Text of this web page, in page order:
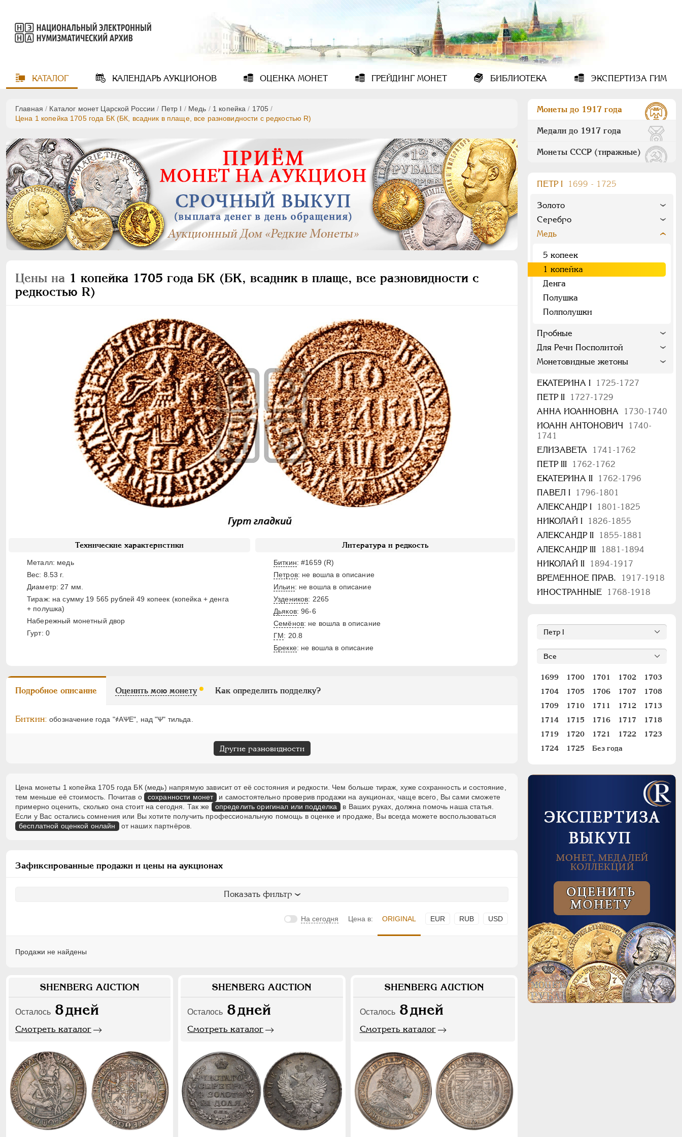
КАТАЛОГ КАЛЕНДАРЬАУКЦИОНОВ ОЦЕНКА МОНЕТ ГРЕЙДИНГМОНЕТ БИБЛИОТЕКА ЭКСПЕРТИЗА ГИМ
Главная / Каталог монет Царской России / Пeтр I / Медь / 1 копейка / 1705 /
Цена 1 копейка 1705 года БК (БК, всадник в плаще, все разновидности с редкостью R)
Цены на 1 копейка 1705 года БК (БК, всадник в плаще, все разновидности с
редкостью R)
Технические характеристики
Металл: медь
Вес: 8.53 г.
Диаметр: 27 мм.
Тираж: на сумму 19 565 рублей 49 копеек (копейка + денга
+ полушка)
Набережный монетный двор
Гурт: 0
Литература и редкость
Биткин: #1659 (R)
Петров: не вошла в описание
Ильин: не вошла в описание
Уздеников: 2265
Дьяков: 96-6
Семёнов: не вошла в описание
ГМ: 20.8
Брекке: не вошла в описание
Подробное описание Оценить мою монету Как определить подделку?
Биткин: обозначение года "҂АѰЕ", над "Ѱ" тильда.
Другие разновидности
Цена монеты 1 копейка 1705 года БК (медь) напрямую зависит от её состояния и редкости. Чем больше тираж, хуже сохранность и состояние,
тем меньше её стоимость. Почитав о
сохранности монет
и самостоятельно проверив продажи на аукционах, чаще всего, Вы сами сможете
примерно оценить, сколько она стоит на сегодня. Так же
определить оригинал или подделка
в Ваших руках, должна помочь наша статья.
Если у Вас остались сомнения или Вы хотите получить профессиональную помощь в оценке и продаже, Вы всегда можете воспользоваться
бесплатной оценкой онлайн от наших партнёров.
Зафиксированные продажи и цены на аукционах
Показать фильтр
На сегодня Цена в: ORIGINAL EUR RUB USD
Продажи не найдены
SHENBERG AUCTION
Осталось 8дней
Смотреть каталог
SHENBERG AUCTION
Осталось 8дней
Смотреть каталог
SHENBERG AUCTION
Осталось 8дней
Смотреть каталог
Монеты до 1917 года
Медали до 1917 года
Монеты СССР (тиражные)
ПEТР I 1699 - 1725
Золото
Серебро
Медь
5 копеек
1 копейка
Денга
Полушка
Полполушки
Пробные
Для Речи Посполитой
Монетовидные жетоны
ЕКАТЕРИНА I
1725-1727
ПЕТР II
1727-1729
АННА ИОАННОВНА
1730-1740
ИОАНН АНТОНОВИЧ
1740-
1741
ЕЛИЗАВЕТА
1741-1762
ПЕТР III
1762-1762
ЕКАТЕРИНА II
1762-1796
ПАВЕЛ I
1796-1801
АЛЕКСАНДР I
1801-1825
НИКОЛАЙ I
1826-1855
АЛЕКСАНДР II
1855-1881
АЛЕКСАНДР III
1881-1894
НИКОЛАЙ II
1894-1917
ВРЕМЕННОЕ ПРАВ.
1917-1918
ИНОСТРАННЫЕ
1768-1918
1699 1700 1701 1702
1703
1704
1705 1706 1707
1708
1709
1710 1711 1712
1713
1714
1715 1716 1717
1718
1719
1720 1721 1722
1723
1724
1725 Без года